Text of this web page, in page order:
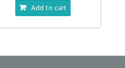
Add to cart